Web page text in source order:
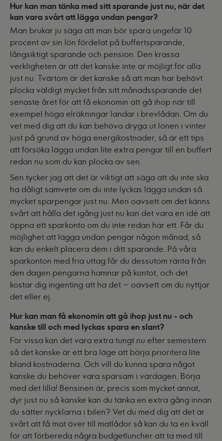
Hur kan man tänka med sitt sparande just nu, när det
kan vara svårt att lägga undan pengar?
Man brukar ju säga att man bör spara ungefär 10
procent av sin lön fördelat på buffertsparande,
långsiktigt sparande och pension. Den krassa
verkligheten är att det kanske inte är möjligt för alla
just nu. Tvärtom är det kanske så att man har behövt
plocka väldigt mycket från sitt månadssparande det
senaste året för att få ekonomin att gå ihop när till
exempel höga elräkningar landar i brevlådan. Om du
vet med dig att du kan behöva dryga ut lönen i vinter
just på grund av höga energikostnader, så är ett tips
att försöka lägga undan lite extra pengar till en buffert
redan nu som du kan plocka av sen.
Sen tycker jag att det är viktigt att säga att du inte ska
ha dåligt samvete om du inte lyckas lägga undan så
mycket sparpengar just nu. Men oavsett om det känns
svårt att hålla det igång just nu kan det vara en idé att
öppna ett sparkonto om du inte redan har ett. Får du
möjlighet att lägga undan pengar någon månad, så
kan du enkelt placera dem i ditt sparande. På våra
sparkonton med fria uttag får du dessutom ränta från
den dagen pengarna hamnar på kontot, och det
kostar dig ingenting att ha det – oavsett om du nyttjar
det eller ej.
Hur kan man få ekonomin att gå ihop just nu - och
kanske till och med lyckas spara en slant?
För vissa kan det vara extra tungt nu efter semestern
så det kanske är ett bra läge att börja prioritera lite
bland kostnaderna. Och vill du kunna spara något
kanske du behöver vara sparsam i vardagen. Börja
med det lilla! Bensinen är, precis som mycket annat,
dyr just nu så kanske kan du tänka en extra gång innan
du sätter nycklarna i bilen? Vet du med dig att det är
svårt att få mat över till matlådor så kan du ta en kväll
för att förbereda några budgetluncher att ta med till